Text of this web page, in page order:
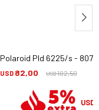
Polaroid Pld 6225/s -
USD 82,00 USD102,50
USD